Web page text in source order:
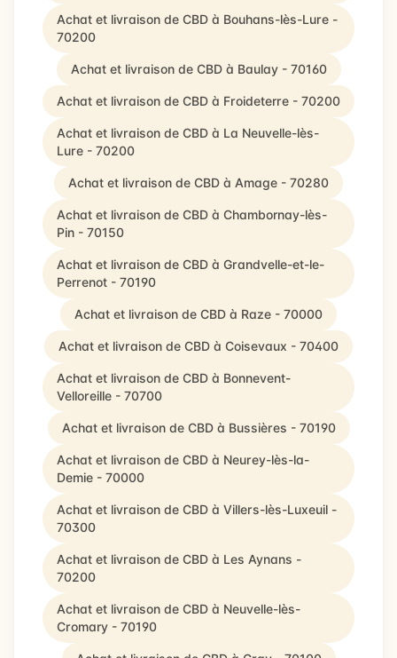
Achat et livraison de CBD à Bouhans-lès-Lure -
70200
Achat et livraison de CBD à Baulay - 70160
Achat et livraison de CBD à Froideterre - 70200
Achat et livraison de CBD à La Neuvelle-lès-
Lure - 70200
Achat et livraison de CBD à Amage - 70280
Achat et livraison de CBD à Chambornay-lès-
Pin - 70150
Achat et livraison de CBD à Grandvelle-et-le-
Perrenot - 70190
Achat et livraison de CBD à Raze - 70000
Achat et livraison de CBD à Coisevaux - 70400
Achat et livraison de CBD à Bonnevent-
Velloreille - 70700
Achat et livraison de CBD à Bussières - 70190
Achat et livraison de CBD à Neurey-lès-la-
Demie - 70000
Achat et livraison de CBD à Villers-lès-Luxeuil -
70300
Achat et livraison de CBD à Les Aynans -
70200
Achat et livraison de CBD à Neuvelle-lès-
Cromary - 70190